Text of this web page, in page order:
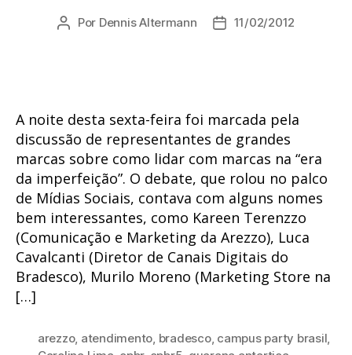
Autor
Por Dennis Altermann
Data11/02/2012
A noite desta sexta-feira foi marcada pela
discussão de representantes de grandes
marcas sobre como lidar com marcas na “era
da imperfeição”. O debate, que rolou no palco
de Mídias Sociais, contava com alguns nomes
bem interessantes, como Kareen Terenzzo
(Comunicação e Marketing da Arezzo), Luca
Cavalcanti (Diretor de Canais Digitais do
Bradesco), Murilo Moreno (Marketing Store na
[…]
arezzo, atendimento, bradesco, campus party brasil,